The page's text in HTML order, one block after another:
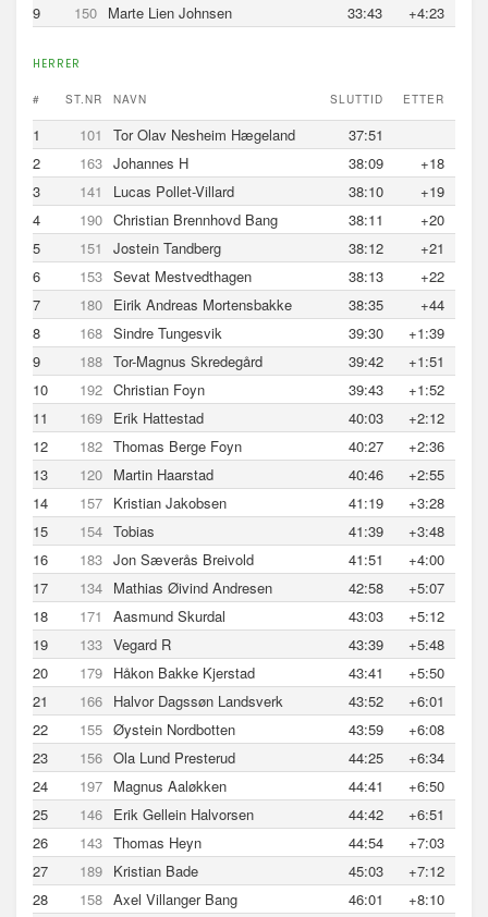
9
150 Marte Lien Johnsen 33:43 +4:23
HERRER
# ST.NR NAVN SLUTTID ETTER
1 101 Tor Olav Nesheim Hægeland
37:51
2
163 Johannes H 38:09
+18
3
141 Lucas Pollet-Villard 38:10
+19
4
190 Christian Brennhovd Bang 38:11
+20
5
151 Jostein Tandberg 38:12
+21
6
153 Sevat Mestvedthagen 38:13
+22
7
180 Eirik Andreas Mortensbakke 38:35
+44
8
168 Sindre Tungesvik 39:30
+1:39
9
188 Tor-Magnus Skredegård 39:42
+1:51
10
192 Christian Foyn 39:43
+1:52
11
169 Erik Hattestad 40:03
+2:12
12
182 Thomas Berge Foyn 40:27
+2:36
13
120 Martin Haarstad 40:46
+2:55
14
157 Kristian Jakobsen 41:19
+3:28
15
154 Tobias 41:39
+3:48
16
183 Jon Sæverås Breivold 41:51
+4:00
17
134 Mathias Øivind Andresen 42:58
+5:07
18
171 Aasmund Skurdal 43:03
+5:12
19
133 Vegard R 43:39
+5:48
20
179 Håkon Bakke Kjerstad 43:41
+5:50
21
166 Halvor Dagssøn Landsverk 43:52
+6:01
22
155 Øystein Nordbotten 43:59
+6:08
23
156 Ola Lund Presterud 44:25
+6:34
24
197 Magnus Aaløkken 44:41
+6:50
25
146 Erik Gellein Halvorsen 44:42
+6:51
26
143 Thomas Heyn 44:54
+7:03
27
189 Kristian Bade 45:03
+7:12
28
158 Axel Villanger Bang 46:01
+8:10